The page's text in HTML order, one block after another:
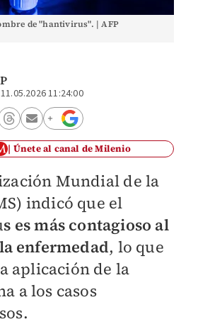
de "hantivirus". | AFP
11.05.2026 11:24:00
Únete al canal de Milenio
Mundial de la
indicó que el
s es más contagioso al
enfermedad, lo que
aplicación de la
a los casos